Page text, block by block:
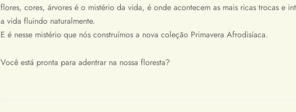
flores, cores, árvores é o mistério da vida, é onde acontecem as mais ricas trocas e
a vida fluindo naturalmente.
E é nesse mistério que nós construímos a nova coleção Primavera Afrodisíaca.
Você está pronta para adentrar na nossa floresta?